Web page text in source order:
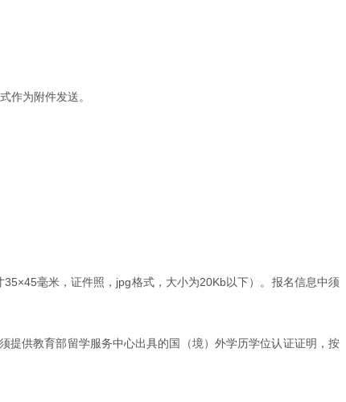
作为附件发送。
毫米，证件照，jpg格式，大小为20Kb以下）。报名信息中须
提供教育部留学服务中心出具的国（境）外学历学位认证证明，按